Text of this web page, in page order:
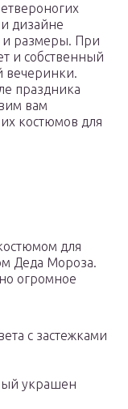
дизайне
и размеры. При
и собственный
вечеринки.
праздника
вам
костюмов для
для
Деда Мороза.
огромное
с застежками
украшен